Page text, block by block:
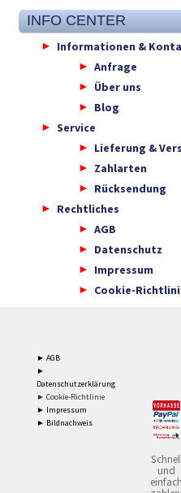
INFO CENTER
Informationen &
Anfrage
Über uns
Blog
Service
Lieferung &
Zahlarten
Rücksendung
Rechtliches
AGB
Datenschutz
Impressum
Cookie-
► AGB
►
Datenschutzerklärung
► Cookie-Richtlinie
► Impressum
► Bildnachweis
und
einfach